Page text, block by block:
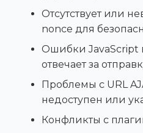
Отсутствует или
nonce для
Ошибки JavaScript
отвечает за
Проблемы с URL
недоступен или
Конфликты с